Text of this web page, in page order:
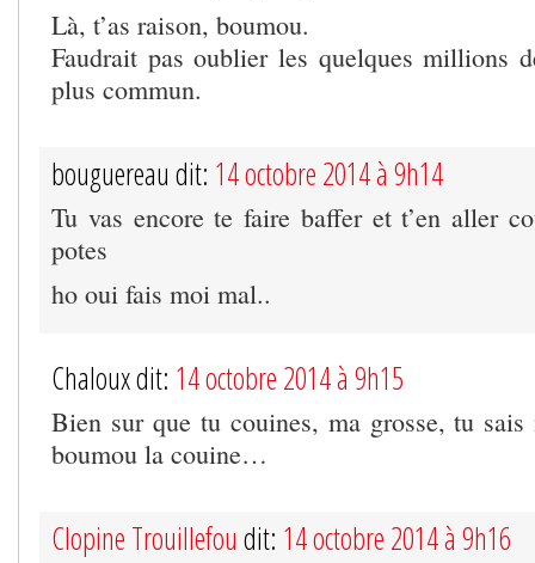
Là, t’as raison, boumou.
Faudrait pas oublier les quelques millions
plus commun.
bouguereau dit: 14 octobre 2014 à 9h14
Tu vas encore te faire baffer et t’en aller
potes
ho oui fais moi mal..
Chaloux dit: 14 octobre 2014 à 9h15
Bien sur que tu couines, ma grosse, tu
boumou la couine…
Clopine Trouillefou dit: 14 octobre 2014 à 9h16